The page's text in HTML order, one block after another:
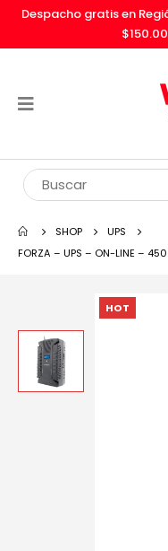
Despacho gratis en
SHOP
UPS
FORZA – UPS – ON-LINE –
HOT